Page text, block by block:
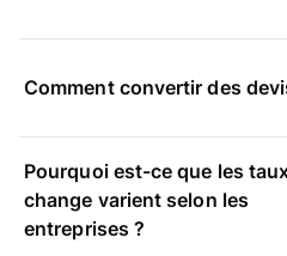
Comment convertir des
Pourquoi est-ce que les
change varient selon les
entreprises ?